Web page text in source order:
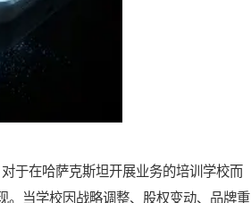
于在哈萨克斯坦开展业务的培训学校而
。当学校因战略调整、股权变动、品牌重